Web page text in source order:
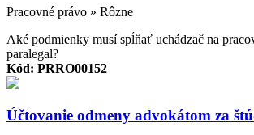
Pracovné právo » Rôzne
Aké podmienky musí spĺňať uchádzač na
paralegal?
Kód: PRRO00152
Účtovanie odmeny advokátom za